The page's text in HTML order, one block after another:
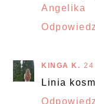
Angelika
Odpowiedz
KINGA K. 24
Linia
Odpowiedz